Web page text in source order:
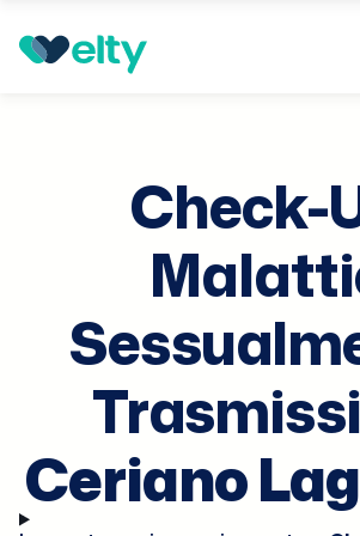
Prenota visita
Check-
Ceriano